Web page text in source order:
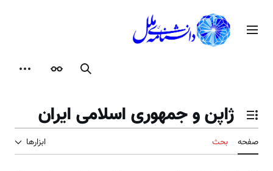
محتوامنوی اصلی
جستجوظاهر
تغییر وضعیت فهرست محتویات
ژاپن و جمهوری اسلامی ایران
صفحه بحث ابزارها